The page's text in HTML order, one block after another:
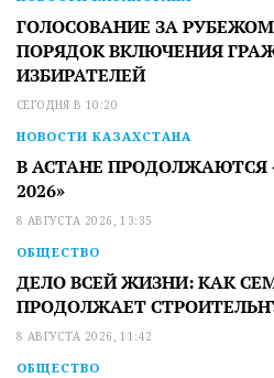
ГОЛОСОВАНИЕ ЗА
ПОРЯДОК ВКЛЮЧЕНИЯ
ИЗБИРАТЕЛЕЙ
СЕГОДНЯ В 10:20
НОВОСТИ КАЗАХСТАНА
В АСТАНЕ ПРОДОЛЖАЮТСЯ
2026»
8 АВГУСТА 2026, 13:35
ОБЩЕСТВО
ДЕЛО ВСЕЙ ЖИЗНИ: КАК
ПРОДОЛЖАЕТ
8 АВГУСТА 2026, 11:42
ОБЩЕСТВО